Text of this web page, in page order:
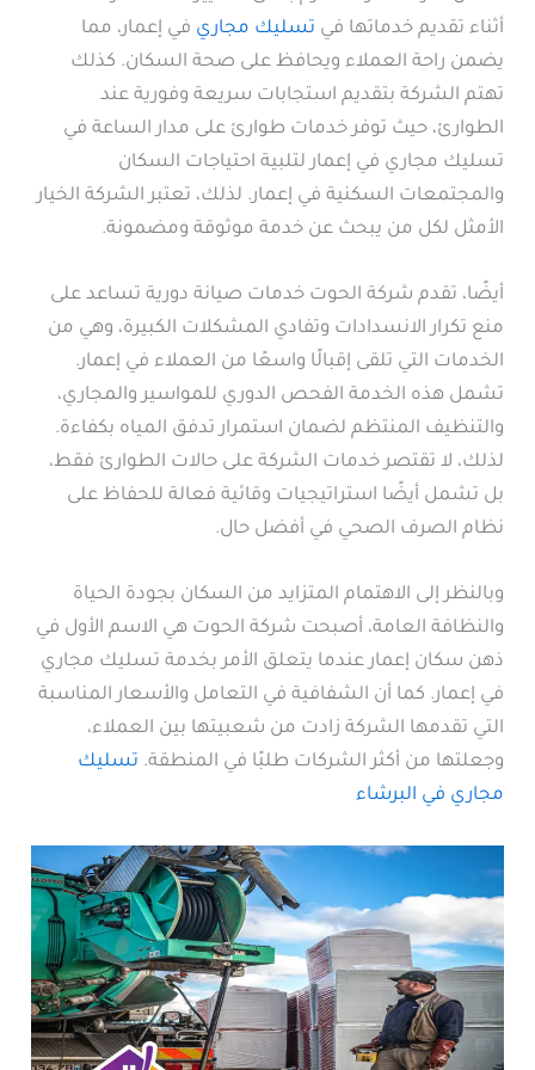
أثناء تقديم خدماتها في تسليك مجاري في إعمار، مما
يضمن راحة العملاء ويحافظ على صحة السكان. كذلك
تهتم الشركة بتقديم استجابات سريعة وفورية عند
الطوارئ، حيث توفر خدمات طوارئ على مدار الساعة في
تسليك مجاري في إعمار لتلبية احتياجات السكان
والمجتمعات السكنية في إعمار. لذلك، تعتبر الشركة الخيار
الأمثل لكل من يبحث عن خدمة موثوقة ومضمونة.
أيضًا، تقدم شركة الحوت خدمات صيانة دورية تساعد على
منع تكرار الانسدادات وتفادي المشكلات الكبيرة، وهي من
الخدمات التي تلقى إقبالًا واسعًا من العملاء في إعمار.
تشمل هذه الخدمة الفحص الدوري للمواسير والمجاري،
والتنظيف المنتظم لضمان استمرار تدفق المياه بكفاءة.
لذلك، لا تقتصر خدمات الشركة على حالات الطوارئ فقط،
بل تشمل أيضًا استراتيجيات وقائية فعالة للحفاظ على
نظام الصرف الصحي في أفضل حال.
وبالنظر إلى الاهتمام المتزايد من السكان بجودة الحياة
والنظافة العامة، أصبحت شركة الحوت هي الاسم الأول في
ذهن سكان إعمار عندما يتعلق الأمر بخدمة تسليك مجاري
في إعمار. كما أن الشفافية في التعامل والأسعار المناسبة
التي تقدمها الشركة زادت من شعبيتها بين العملاء،
وجعلتها من أكثر الشركات طلبًا في المنطقة. تسليك
مجاري في البرشاء